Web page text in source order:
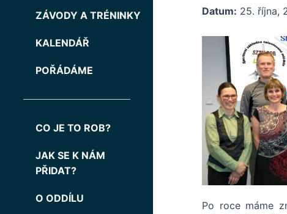
ZÁVODY A TRÉNINKY
KALENDÁŘ
POŘÁDÁME
CO JE TO ROB?
JAK SE K NÁM
PŘIDAT?
O ODDÍLU
Datum: 25. října,
Po roce máme